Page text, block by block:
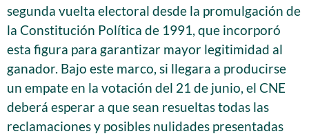
segunda vuelta electoral desde la promulgación de
la Constitución Política de 1991, que incorporó
esta figura para garantizar mayor legitimidad al
ganador. Bajo este marco, si llegara a producirse
un empate en la votación del 21 de junio, el CNE
deberá esperar a que sean resueltas todas las
reclamaciones y posibles nulidades presentadas